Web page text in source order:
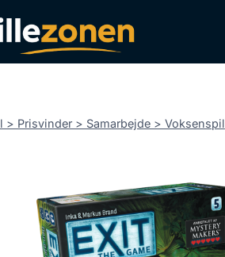
> Prisvinder > Samarbejde > Voksenspil